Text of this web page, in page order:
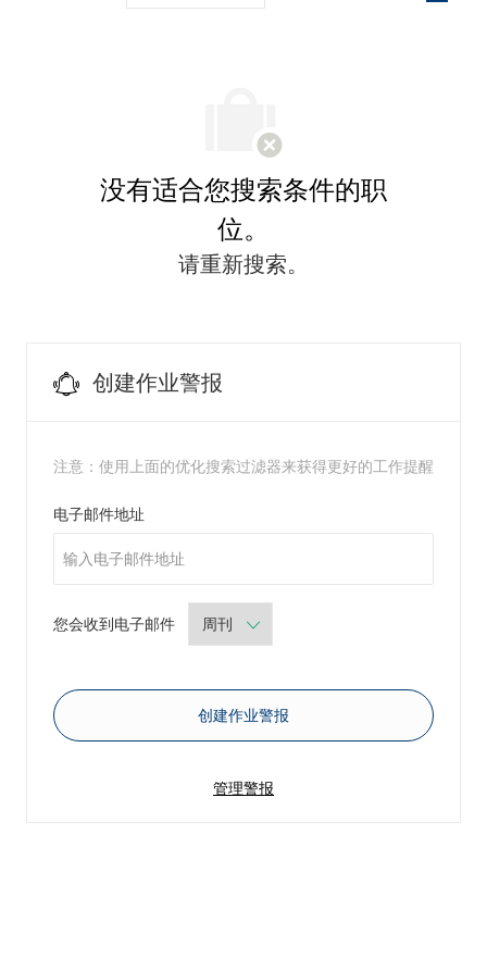
没有适合您搜索条件的职
位。
请重新搜索。
创建作业警报
注意：使用上面的优化搜索过滤器来获得更好的工作提醒
电子邮件地址
您会收到电子邮件Required
创建作业警报
管理警报